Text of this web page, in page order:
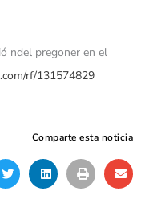
ndel pregoner en el
rf/131574829
Comparte esta noticia